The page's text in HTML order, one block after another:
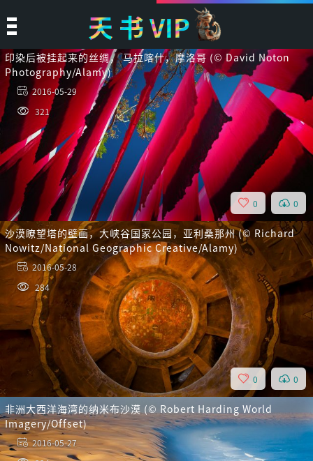
天 书VIP
印染后被挂起来的丝绸， 马拉喀什，摩洛哥 (© David Noton
Photography/Alamy)
2016-05-29
321
0 0
沙漠瞭望塔的壁画，大峡谷国家公园，亚利桑那州 (© Richard
Nowitz/National Geographic Creative/Alamy)
2016-05-28
284
0 0
非洲大西洋海湾的纳米布沙漠 (© Robert Harding World
Imagery/Offset)
2016-05-27